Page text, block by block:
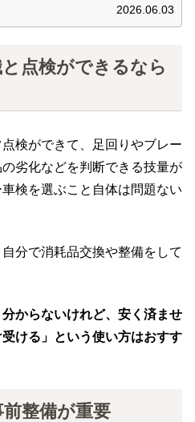
2026.06.03
点検ができるなら
検ができて、足回りやブレー
劣化などを判断できる技量が
検を選ぶこと自体は問題ない
分で消耗品交換や整備をして
分からないけれど、安く済ませ
ける」という使い方はおすす
整備が重要